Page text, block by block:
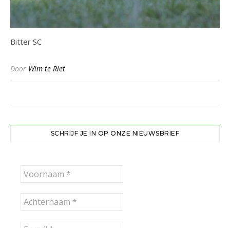
Bitter SC
Door Wim te Riet
SCHRIJF JE IN OP ONZE NIEUWSBRIEF